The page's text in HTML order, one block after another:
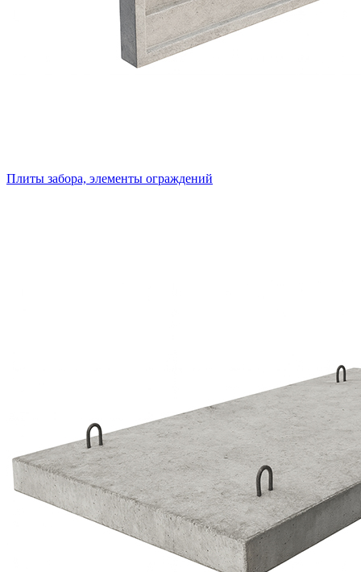
Плиты забора, элементы ограждений